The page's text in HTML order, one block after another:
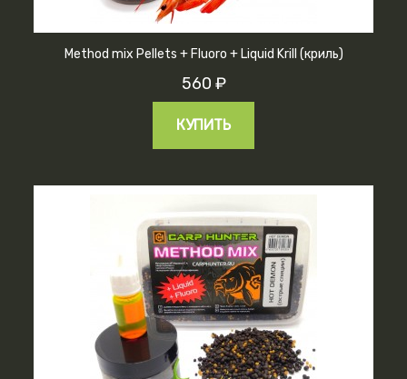
Method mix Pellets + Fluoro + Liquid Krill (криль)
560 ₽
КУПИТЬ